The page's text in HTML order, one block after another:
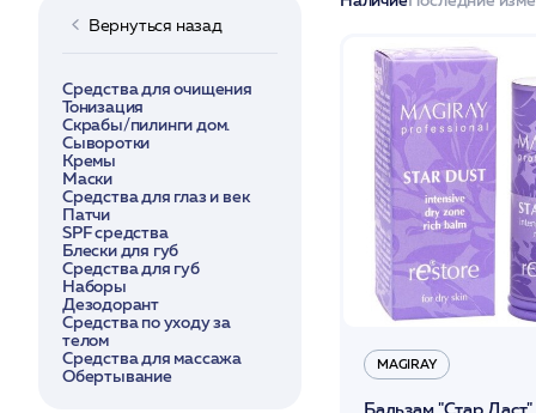
Вернуться назад
Средства для очищения
Тонизация
Скрабы/пилинги дом.
Сыворотки
Кремы
Маски
Средства для глаз и век
Патчи
SPF средства
Блески для губ
Средства для губ
Наборы
Дезодорант
Средства по уходу за
телом
Средства для массажа
Обертывание
MAGIRAY
Бальзам "Стар Даст"